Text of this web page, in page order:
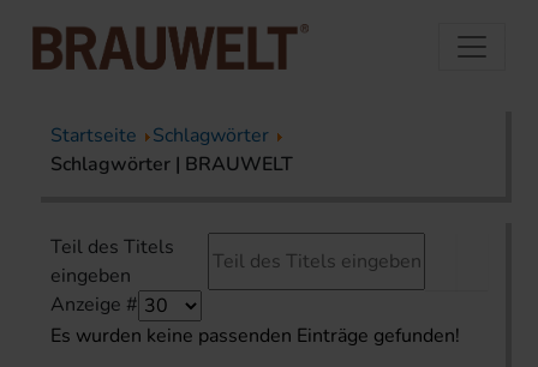
Startseite
Schlagwörter
Schlagwörter | BRAUWELT
Teil des Titels
eingeben
Anzeige #
Es wurden keine passenden Einträge gefunden!